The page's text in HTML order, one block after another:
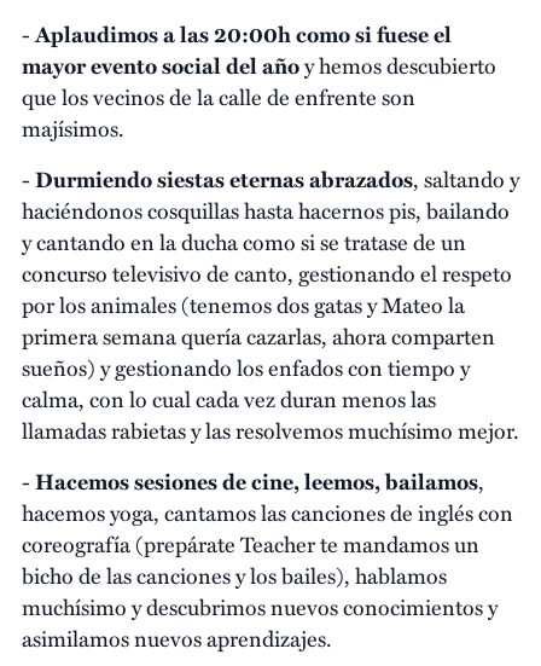
-Aplaudimos a las 20:00h como si fuese el
mayor evento social del añoy hemos descubierto
que los vecinos de la calle de enfrente son
majísimos.
-Durmiendo siestas eternas abrazados, saltando y
haciéndonos cosquillas hasta hacernos pis, bailando
y cantando en la ducha como si se tratase de un
concurso televisivo de canto, gestionando el respeto
por los animales (tenemos dos gatas y Mateo la
primera semana quería cazarlas, ahora comparten
sueños) y gestionando los enfados con tiempo y
calma, con lo cual cada vez duran menos las
llamadas rabietas y las resolvemos muchísimo mejor.
-Hacemos sesiones de cine, leemos, bailamos,
hacemos yoga, cantamos las canciones de inglés con
coreografía (prepárate Teacher te mandamos un
bicho de las canciones y los bailes), hablamos
muchísimo y descubrimos nuevos conocimientos y
asimilamos nuevos aprendizajes.